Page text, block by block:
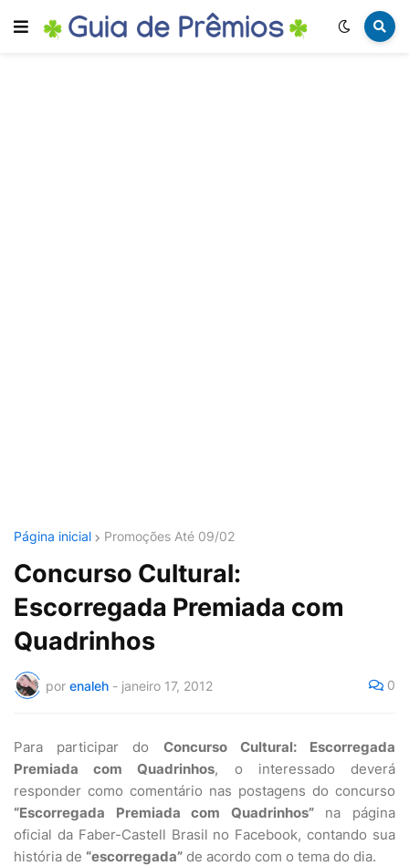
Página inicial Promoções Até 09/02
Concurso Cultural:
Escorregada Premiada com
Quadrinhos
por enaleh - janeiro 17, 2012 0
Para participar do Concurso Cultural: Escorregada
Premiada com Quadrinhos, o interessado deverá
responder como comentário nas postagens do concurso
“Escorregada Premiada com Quadrinhos”na página
oficial da Faber-Castell Brasil no Facebook, contando sua
história de “escorregada” de acordo com o tema do dia.